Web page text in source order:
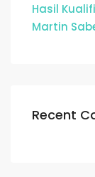
Hasil
Martin
Recent